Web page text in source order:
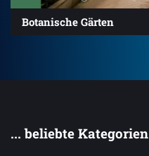
Botanische Gärten
... beliebte Kategorien